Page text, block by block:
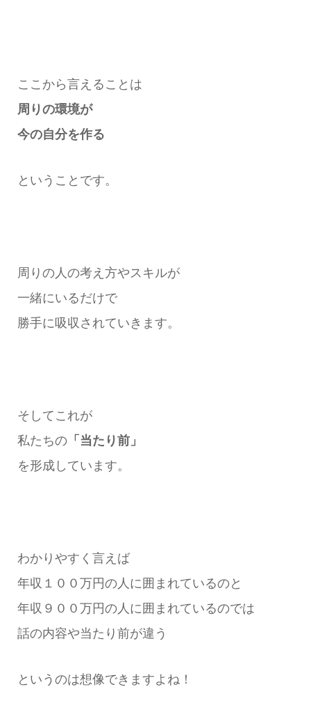
ここから言えることは
周りの環境が
今の自分を作る
ということです。
周りの人の考え方やスキルが
一緒にいるだけで
勝手に吸収されていきます。
そしてこれが
私たちの「当たり前」
を形成しています。
わかりやすく言えば
年収１００万円の人に囲まれているのと
年収９００万円の人に囲まれているのでは
話の内容や当たり前が違う
というのは想像できますよね！